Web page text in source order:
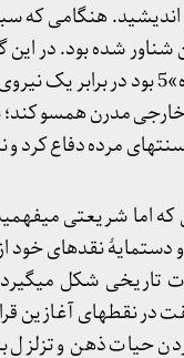
هنگامی که
شده بود. در این
حال مرگ»4 که «وارث دورۀ
مدرن همسو کند؛
مرده دفاع
شریعتی می­فهمید
دستمایۀ نقدهای خود
تاریخی شکل